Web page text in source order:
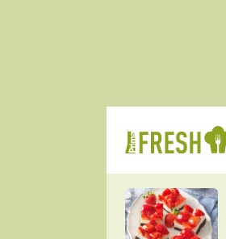
RYCHLOVKY